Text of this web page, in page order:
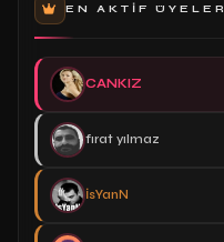
EN AKTIF ÜYELER
CANKIZ
fırat yılmaz
İsYanN